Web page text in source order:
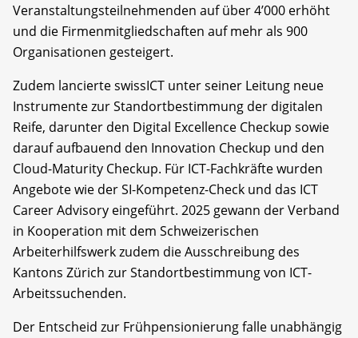
Veranstaltungsteilnehmenden auf über 4’000 erhöht
und die Firmenmitgliedschaften auf mehr als 900
Organisationen gesteigert.
Zudem lancierte swissICT unter seiner Leitung neue
Instrumente zur Standortbestimmung der digitalen
Reife, darunter den Digital Excellence Checkup sowie
darauf aufbauend den Innovation Checkup und den
Cloud-Maturity Checkup. Für ICT-Fachkräfte wurden
Angebote wie der SI-Kompetenz-Check und das ICT
Career Advisory eingeführt. 2025 gewann der Verband
in Kooperation mit dem Schweizerischen
Arbeiterhilfswerk zudem die Ausschreibung des
Kantons Zürich zur Standortbestimmung von ICT-
Arbeitssuchenden.
Der Entscheid zur Frühpensionierung falle unabhängig